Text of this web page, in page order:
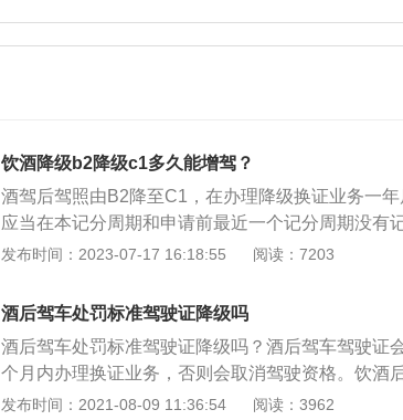
饮酒降级b2降级c1多久能增驾？
酒驾后驾照由B2降至C1，在办理降级换证业务一
应当在本记分周期和申请前最近一个记分周期没有
造成人员死亡承担同等以上责任的交通事故。下面
牵引车、城市公交车、中型客车、大型货车，并且
型汽车、摩托车等车型不存在降级的问题。符合降
级别最高的一个车型，如驾驶人持有A1、A2两个级
销A1。2、恢复条件：驾驶证降级后如果想升级，
的增驾考试。
发布时间：2023-07-17 16:18:55 阅读：7203
酒后驾车处罚标准驾驶证降级吗
酒后驾车处罚标准驾驶证降级吗？酒后驾车驾驶证
个月内办理换证业务，否则会取消驾驶资格。饮酒
驾造成降级的在一个记分周期后可以进行增驾；醉
发布时间：2021-08-09 11:36:54 阅读：3962